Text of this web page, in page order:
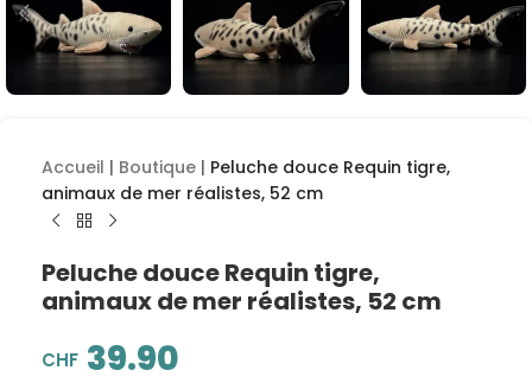
Accueil | Boutique | Peluche douce Requin tigre,
animaux de mer réalistes, 52 cm
Peluche douce Requin tigre,
animaux de mer réalistes, 52 cm
CHF 39.90